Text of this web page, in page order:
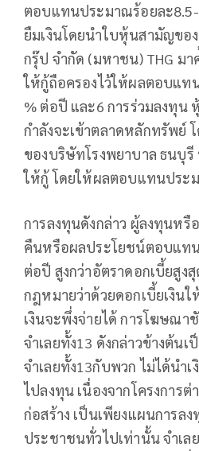
ตอบแทนประมาณร้อยละ
ยืมเงินโดยนำใบหุ้นสามัญขอ
กรุ๊ป จำกัด (มหาชน) THG ม
ให้กู้ถือครองไว้ให้ผลตอบแท
% ต่อปี และ6 การร่วมลงทุน
กำลังจะเข้าตลาดหลักทรัพย์
ของบริษัทโรงพยาบาล ธนบุรี
ให้กู้ โดยให้ผลตอบแทนประ
การลงทุนดังกล่าว ผู้ลงทุนหรื
คืนหรือผลประโยชน์ตอบแท
ต่อปี สูงกว่าอัตราดอกเบี้ยสูง
กฎหมายว่าด้วยดอกเบี้ยเงิน
เงินจะพึ่งจ่ายได้ การโฆษณ
จำเลยทั้ง13 ดังกล่าวข้างต้น
จำเลยทั้ง13กับพวก ไม่ได้นำเ
ไปลงทุน เนื่องจากโครงการต่
ก่อสร้าง เป็นเพียงแผนการล
ประชาชนทั่วไปเท่านั้น จำเล